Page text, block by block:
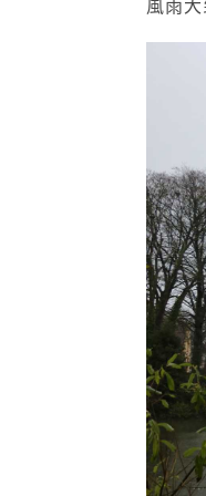
風雨